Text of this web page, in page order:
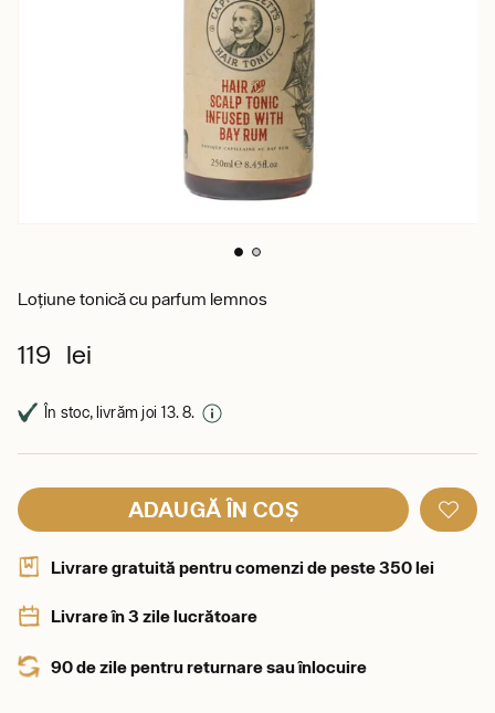
Loțiune tonică cu parfum lemnos
119 lei
În stoc, livrăm joi 13. 8.
ADAUGĂ ÎN COȘ
Livrare gratuită pentru comenzi de peste 350 lei
Livrare în 3 zile lucrătoare
90 de zile pentru returnare sau înlocuire